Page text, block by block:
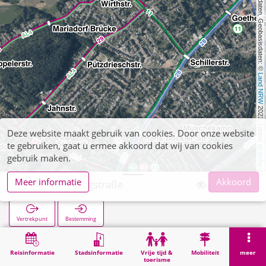
, Kartendaten, Geobasisdaten: ©
Land NRW
2021, Lizenz
dl-de/by-2-0
Reisinformatie Stadsinformatie
Vrije tijd &
toerisme
Mobiliteit meer
Hoengen Langstraße
Vertrekpunt Bestemming
Zoekopracht Hoengen Langstraße
Deze website maakt gebruik van cookies. Door onze website
te gebruiken, gaat u ermee akkoord dat wij van cookies
gebruik maken.
Meer informatie
Akkoord